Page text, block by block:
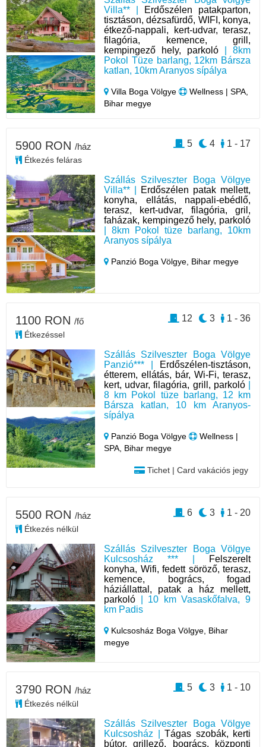
Villa** |
Erdőszélen patakparton,
tisztáson, dézsafürdő, WIFI, konya,
étkező-nappali, kert-udvar, terasz,
filagória, kemence, grill,
kempingező hely, parkoló | 8km
Pokol Tüze barlang, 12km Bársza
katlan, 10km Aranyos sípálya
Villa Boga Völgye
Wellness | SPA,
Bihar megye
Szállás Szilveszter Boga Völgye
Villa** |
Erdőszélen patak mellett,
konyha, ellátás, nappali-ebédlő,
terasz, kert-udvar, filagória, gril,
faházak, kempingező hely, parkoló
| 8km Pokol tüze barlang, 10km
Aranyos sípálya
Panzió Boga Völgye, Bihar megye
5900 RON /ház
Étkezés feláras
1 - 17
4
5
Szállás Szilveszter Boga Völgye
Panzió*** |
Erdőszélen-tisztáson,
étterem, ellátás, bár, Wi-Fi, terasz,
kert, udvar, filagória, grill, parkoló|
8 km Pokol tüze barlang, 12 km
Bársza katlan, 10 km Aranyos-
sípálya
Panzió Boga Völgye
Wellness |
SPA, Bihar megye
Tichet | Card vakációs jegy
1100 RON /fő
Étkezéssel
1 - 36
3
12
Szállás Szilveszter Boga Völgye
Kulcsosház *** |
Felszerelt
konyha, Wifi, fedett söröző, terasz,
kemence, bogrács, fogad
háziállattal, patak a ház mellett,
parkoló | 10 km Vasaskőfalva, 9
km Padis
Kulcsosház Boga Völgye, Bihar
megye
5500 RON /ház
Étkezés nélkül
1 - 20
3
6
Szállás Szilveszter Boga Völgye
Kulcsosház |Tágas szobák, kerti
bútor, grillező, bogrács, központi
3790 RON /ház
Étkezés nélkül
1 - 10
3
5